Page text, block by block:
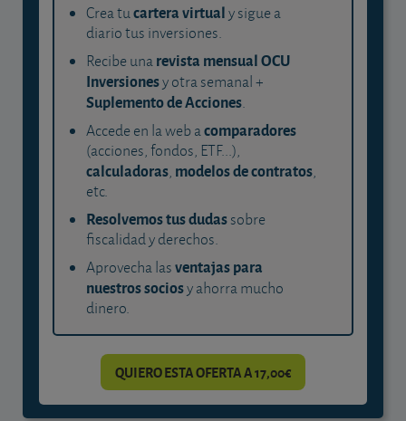
Crea tucartera virtualy sigue a
diario tus inversiones.
Recibe unarevista mensual OCU
Inversionesy otra semanal +
Suplemento de Acciones.
Accede en la web acomparadores
(acciones, fondos, ETF...),
calculadoras, modelos de contratos,
etc.
Resolvemos tus dudassobre
fiscalidad y derechos.
Aprovecha lasventajas para
nuestros sociosy ahorra mucho
dinero.
QUIERO ESTA OFERTA A 17,00€